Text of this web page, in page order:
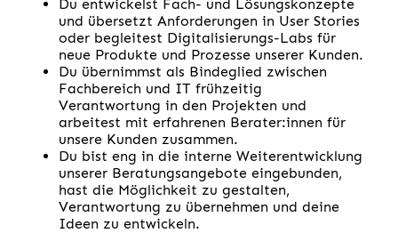
Du entwickelst Fach- und Lösungskonzepte
und übersetzt Anforderungen in User Stories
oder begleitest Digitalisierungs-Labs für
neue Produkte und Prozesse unserer Kunden.
Du übernimmst als Bindeglied zwischen
Fachbereich und IT frühzeitig
Verantwortung in den Projekten und
arbeitest mit erfahrenen Berater:innen für
unsere Kunden zusammen.
Du bist eng in die interne Weiterentwicklung
unserer Beratungsangebote eingebunden,
hast die Möglichkeit zu gestalten,
Verantwortung zu übernehmen und deine
Ideen zu entwickeln.